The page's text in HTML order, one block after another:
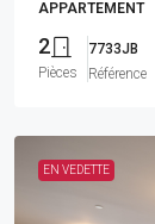
APPARTEMENT
2
Pièces
7733JB
Référence
EN VEDETTE